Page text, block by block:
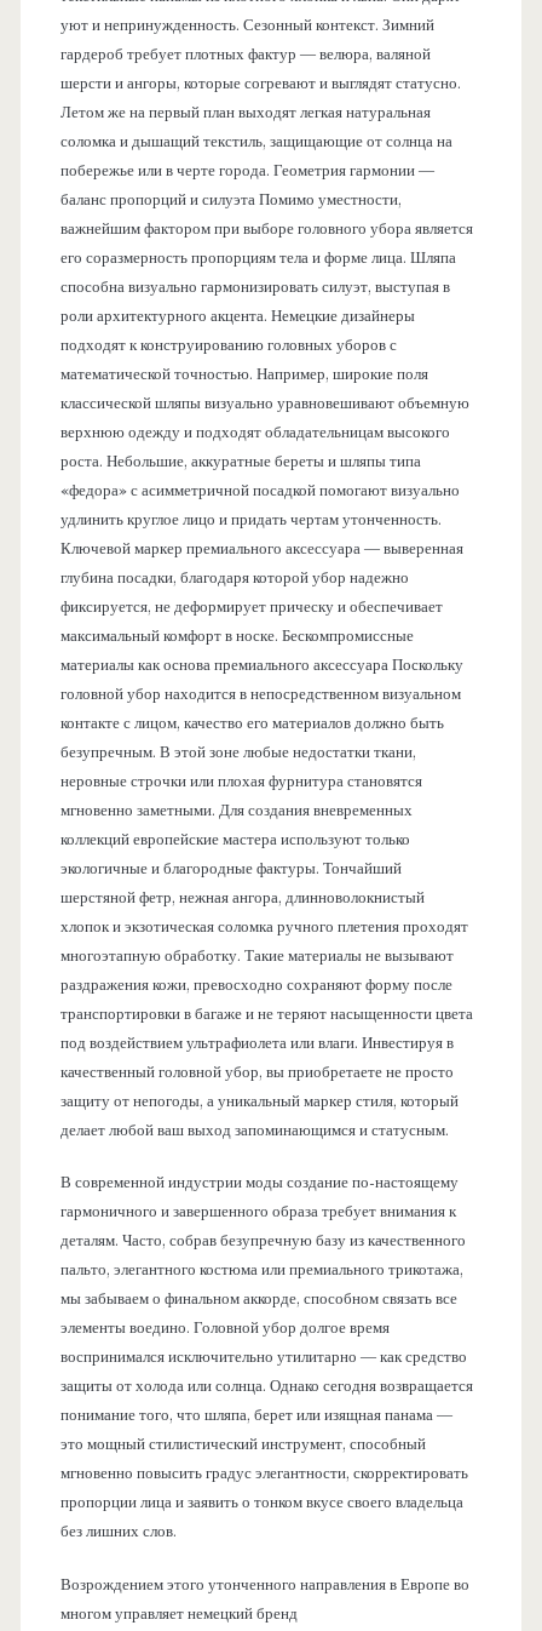
уют и непринужденность. Сезонный контекст. Зимний
гардероб требует плотных фактур — велюра, валяной
шерсти и ангоры, которые согревают и выглядят статусно.
Летом же на первый план выходят легкая натуральная
соломка и дышащий текстиль, защищающие от солнца на
побережье или в черте города. Геометрия гармонии —
баланс пропорций и силуэта Помимо уместности,
важнейшим фактором при выборе головного убора является
его соразмерность пропорциям тела и форме лица. Шляпа
способна визуально гармонизировать силуэт, выступая в
роли архитектурного акцента. Немецкие дизайнеры
подходят к конструированию головных уборов с
математической точностью. Например, широкие поля
классической шляпы визуально уравновешивают объемную
верхнюю одежду и подходят обладательницам высокого
роста. Небольшие, аккуратные береты и шляпы типа
«федора» с асимметричной посадкой помогают визуально
удлинить круглое лицо и придать чертам утонченность.
Ключевой маркер премиального аксессуара — выверенная
глубина посадки, благодаря которой убор надежно
фиксируется, не деформирует прическу и обеспечивает
максимальный комфорт в носке. Бескомпромиссные
материалы как основа премиального аксессуара Поскольку
головной убор находится в непосредственном визуальном
контакте с лицом, качество его материалов должно быть
безупречным. В этой зоне любые недостатки ткани,
неровные строчки или плохая фурнитура становятся
мгновенно заметными. Для создания вневременных
коллекций европейские мастера используют только
экологичные и благородные фактуры. Тончайший
шерстяной фетр, нежная ангора, длинноволокнистый
хлопок и экзотическая соломка ручного плетения проходят
многоэтапную обработку. Такие материалы не вызывают
раздражения кожи, превосходно сохраняют форму после
транспортировки в багаже и не теряют насыщенности цвета
под воздействием ультрафиолета или влаги. Инвестируя в
качественный головной убор, вы приобретаете не просто
защиту от непогоды, а уникальный маркер стиля, который
делает любой ваш выход запоминающимся и статусным.
В современной индустрии моды создание по-настоящему
гармоничного и завершенного образа требует внимания к
деталям. Часто, собрав безупречную базу из качественного
пальто, элегантного костюма или премиального трикотажа,
мы забываем о финальном аккорде, способном связать все
элементы воедино. Головной убор долгое время
воспринимался исключительно утилитарно — как средство
защиты от холода или солнца. Однако сегодня возвращается
понимание того, что шляпа, берет или изящная панама —
это мощный стилистический инструмент, способный
мгновенно повысить градус элегантности, скорректировать
пропорции лица и заявить о тонком вкусе своего владельца
без лишних слов.
Возрождением этого утонченного направления в Европе во
многом управляет немецкий бренд